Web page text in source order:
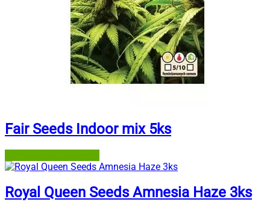
Fair Seeds Indoor mix 5ks
Royal Queen Seeds Amnesia Haze 3ks